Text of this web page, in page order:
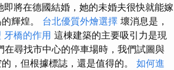
即將在德國結婚，她的未婚夫很快就能嫁
輝煌。 台北優質外燴選擇 壞消息是，
牙橋的作用 這棟建築的主要吸引力是現
尋找市中心的停車場時，我們試圖與
，但根據標誌，還是值得的。 如何進